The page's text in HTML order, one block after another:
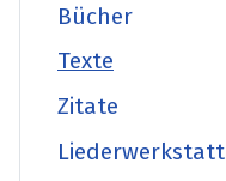
Bücher
Texte
Zitate
Liederwerkstatt